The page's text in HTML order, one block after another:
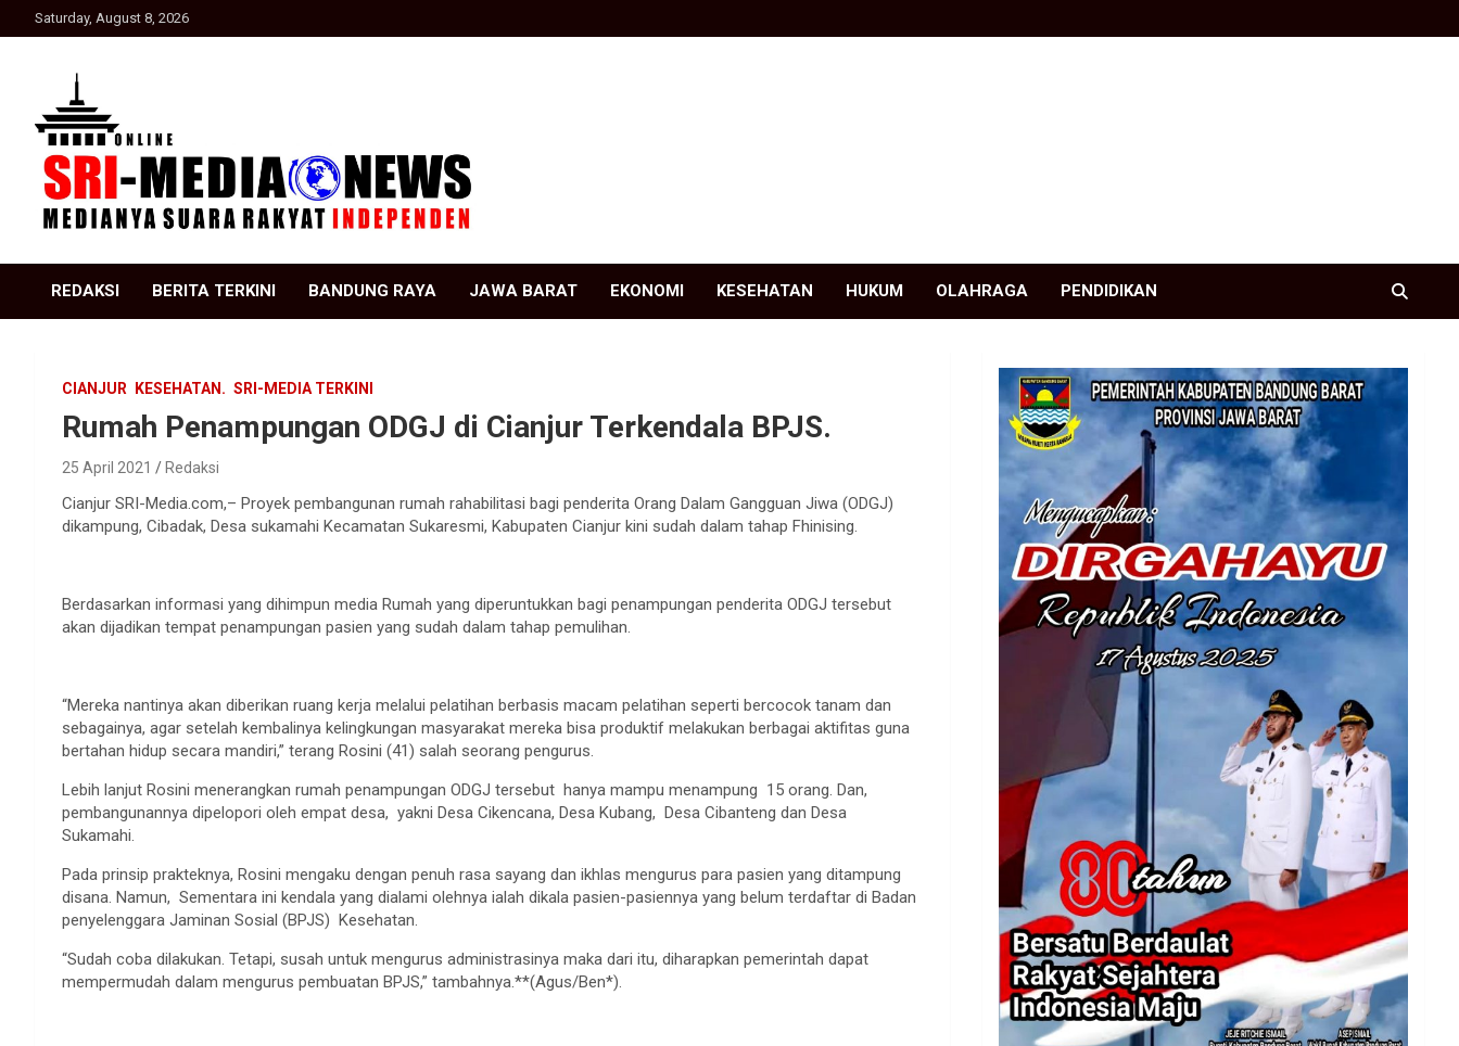
to
Saturday, August 8, 2026
SRI Media news
REDAKSI BERITA TERKINI BANDUNG RAYA JAWA BARAT EKONOMI KESEHATAN HUKUM OLAHRAGA PENDIDIKAN
CIANJUR KESEHATAN. SRI-MEDIA TERKINI
Rumah Penampungan ODGJ di Cianjur Terkendala BPJS.
25 April 2021 Redaksi
Cianjur SRI-Media.com,– Proyek pembangunan rumah rahabilitasi bagi penderita Orang Dalam Gangguan Jiwa (ODGJ)
dikampung, Cibadak, Desa sukamahi Kecamatan Sukaresmi, Kabupaten Cianjur kini sudah dalam tahap Fhinising.
Berdasarkan informasi yang dihimpun media Rumah yang diperuntukkan bagi penampungan penderita ODGJ tersebut
akan dijadikan tempat penampungan pasien yang sudah dalam tahap pemulihan.
“Mereka nantinya akan diberikan ruang kerja melalui pelatihan berbasis macam pelatihan seperti bercocok tanam dan
sebagainya, agar setelah kembalinya kelingkungan masyarakat mereka bisa produktif melakukan berbagai aktifitas guna
bertahan hidup secara mandiri,” terang Rosini (41) salah seorang pengurus.
Lebih lanjut Rosini menerangkan rumah penampungan ODGJ tersebut hanya mampu menampung 15 orang. Dan,
pembangunannya dipelopori oleh empat desa, yakni Desa Cikencana, Desa Kubang, Desa Cibanteng dan Desa
Sukamahi.
Pada prinsip prakteknya, Rosini mengaku dengan penuh rasa sayang dan ikhlas mengurus para pasien yang ditampung
disana. Namun, Sementara ini kendala yang dialami olehnya ialah dikala pasien-pasiennya yang belum terdaftar di Badan
penyelenggara Jaminan Sosial (BPJS) Kesehatan.
“Sudah coba dilakukan. Tetapi, susah untuk mengurus administrasinya maka dari itu, diharapkan pemerintah dapat
mempermudah dalam mengurus pembuatan BPJS,” tambahnya.**(Agus/Ben*).